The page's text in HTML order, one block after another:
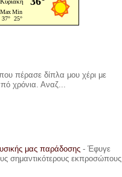
πέρασε δίπλα μου χέρι με
χρόνια. Αναζ...
μας παράδοσης - Έφυγε
σημαντικότερους εκπροσώπους